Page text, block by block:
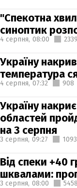
"Спекотна
синоптик
4 серпня, 08:00 2339
Україну
температура
4 серпня, 07:32 908
Україну
областей
на 3 серпня
3 серпня, 09:27
Від спеки +40
шквалами:
3 серпня, 08:00 5458